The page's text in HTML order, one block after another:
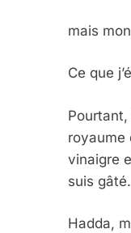
mais
Ce que
royaume
vinaigre
suis gâté.
Hadda,